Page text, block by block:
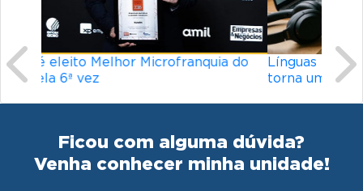
Línguas mais difíceis do mundo: o que
torna um idioma desafiador?
Ficou com alguma dúvida?
Venha conhecer minha unidade!